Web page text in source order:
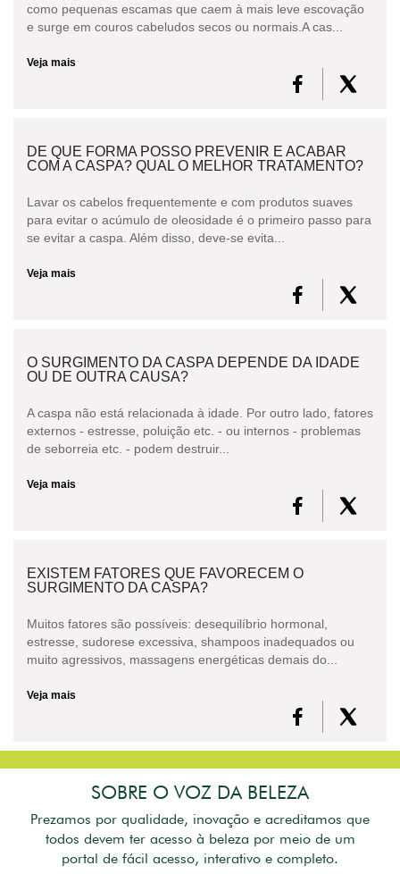
como pequenas escamas que caem à mais leve escovação
e surge em couros cabeludos secos ou normais.A cas...
Veja mais
DE QUE FORMA POSSO PREVENIR E ACABAR
COM A CASPA? QUAL O MELHOR TRATAMENTO?
Lavar os cabelos frequentemente e com produtos suaves
para evitar o acúmulo de oleosidade é o primeiro passo para
se evitar a caspa. Além disso, deve-se evita...
Veja mais
O SURGIMENTO DA CASPA DEPENDE DA IDADE
OU DE OUTRA CAUSA?
A caspa não está relacionada à idade. Por outro lado, fatores
externos - estresse, poluição etc. - ou internos - problemas
de seborreia etc. - podem destruir...
Veja mais
EXISTEM FATORES QUE FAVORECEM O
SURGIMENTO DA CASPA?
Muitos fatores são possíveis: desequilíbrio hormonal,
estresse, sudorese excessiva, shampoos inadequados ou
muito agressivos, massagens energéticas demais do...
Veja mais
SOBRE O VOZ DA BELEZA
Prezamos por qualidade, inovação e acreditamos que
todos devem ter acesso à beleza por meio de um
portal de fácil acesso, interativo e completo.